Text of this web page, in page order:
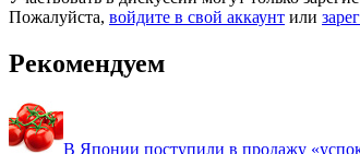
Пожалуйста, войдите в свой аккаунт или
Рекомендуем
В Японии поступили в продажу